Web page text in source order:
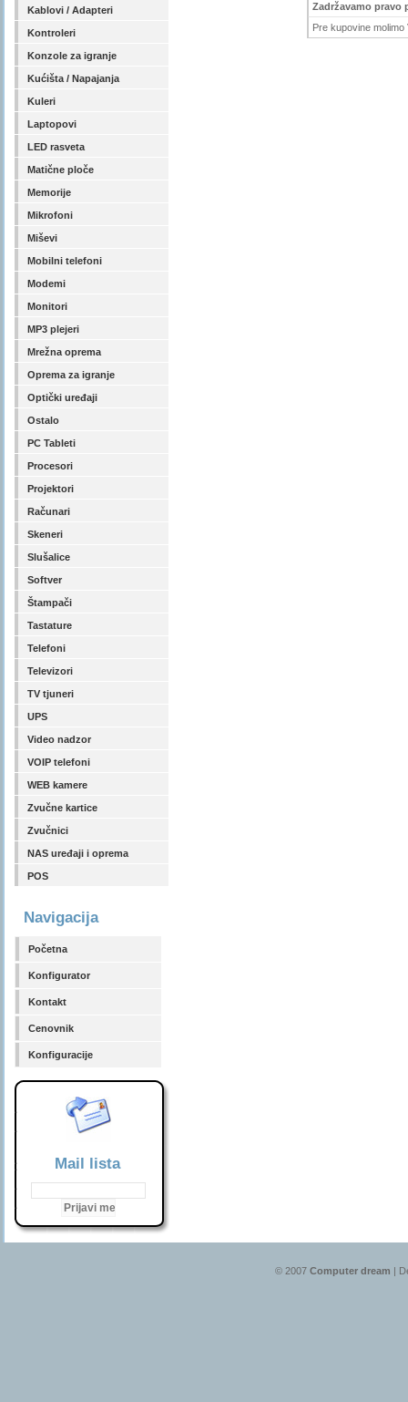
Kablovi / Adapteri
Kontroleri
Konzole za igranje
Kućišta / Napajanja
Kuleri
Laptopovi
LED rasveta
Matične ploče
Memorije
Mikrofoni
Miševi
Mobilni telefoni
Modemi
Monitori
MP3 plejeri
Mrežna oprema
Oprema za igranje
Optički uređaji
Ostalo
PC Tableti
Procesori
Projektori
Računari
Skeneri
Slušalice
Softver
Štampači
Tastature
Telefoni
Televizori
TV tjuneri
UPS
Video nadzor
VOIP telefoni
WEB kamere
Zvučne kartice
Zvučnici
NAS uređaji i oprema
POS
Navigacija
Početna
Konfigurator
Kontakt
Cenovnik
Konfiguracije
Mail lista
Zadržavamo pravo
Pre kupovine
© 2007 Computer dream |